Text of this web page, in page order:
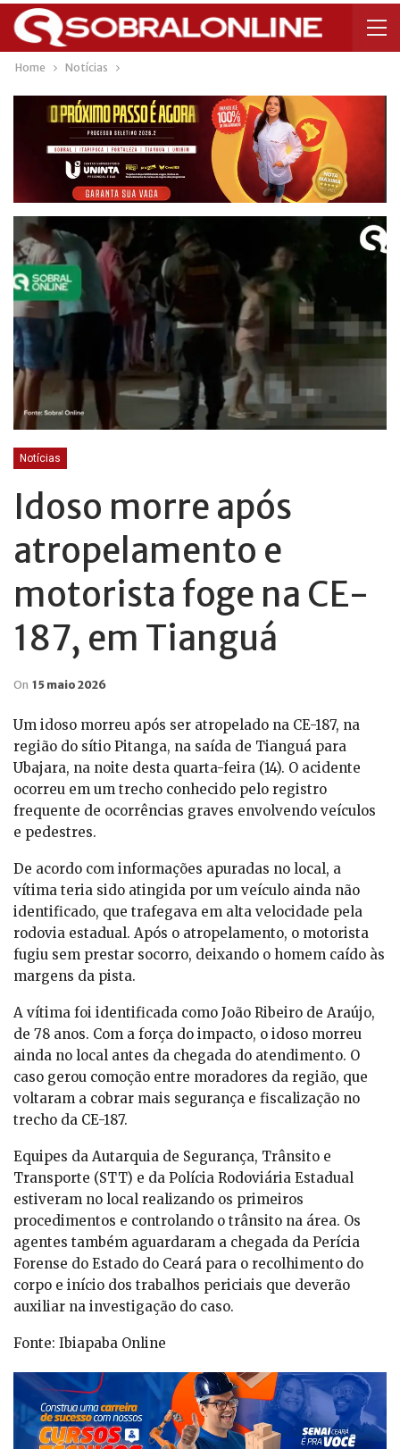
Home Notícias
Notícias
Idoso morre após
atropelamento e
motorista foge na CE-
187, em Tianguá
On 15 maio 2026
Um idoso morreu após ser atropelado na CE-187, na
região do sítio Pitanga, na saída de Tianguá para
Ubajara, na noite desta quarta-feira (14). O acidente
ocorreu em um trecho conhecido pelo registro
frequente de ocorrências graves envolvendo veículos
e pedestres.
De acordo com informações apuradas no local, a
vítima teria sido atingida por um veículo ainda não
identificado, que trafegava em alta velocidade pela
rodovia estadual. Após o atropelamento, o motorista
fugiu sem prestar socorro, deixando o homem caído às
margens da pista.
A vítima foi identificada como João Ribeiro de Araújo,
de 78 anos. Com a força do impacto, o idoso morreu
ainda no local antes da chegada do atendimento. O
caso gerou comoção entre moradores da região, que
voltaram a cobrar mais segurança e fiscalização no
trecho da CE-187.
Equipes da Autarquia de Segurança, Trânsito e
Transporte (STT) e da Polícia Rodoviária Estadual
estiveram no local realizando os primeiros
procedimentos e controlando o trânsito na área. Os
agentes também aguardaram a chegada da Perícia
Forense do Estado do Ceará para o recolhimento do
corpo e início dos trabalhos periciais que deverão
auxiliar na investigação do caso.
Fonte: Ibiapaba Online